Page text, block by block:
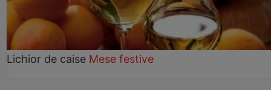
Lichior de caise Mese festive